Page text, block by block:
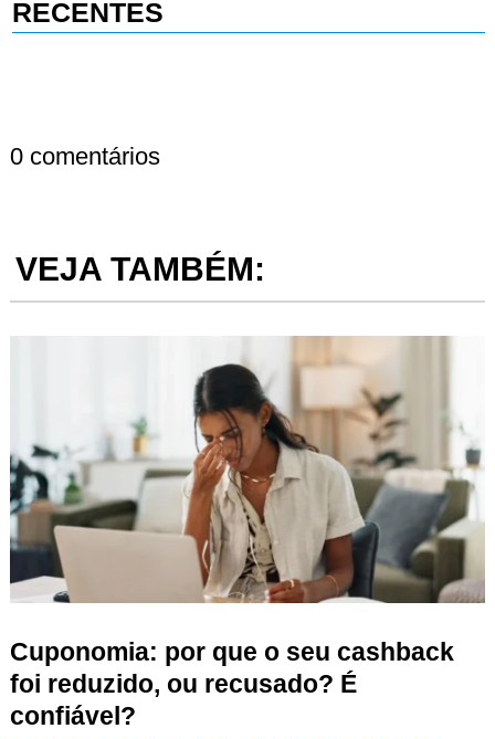
RECENTES
0 comentários
VEJA TAMBÉM:
Cuponomia: por que o seu cashback
foi reduzido, ou recusado? É
confiável?